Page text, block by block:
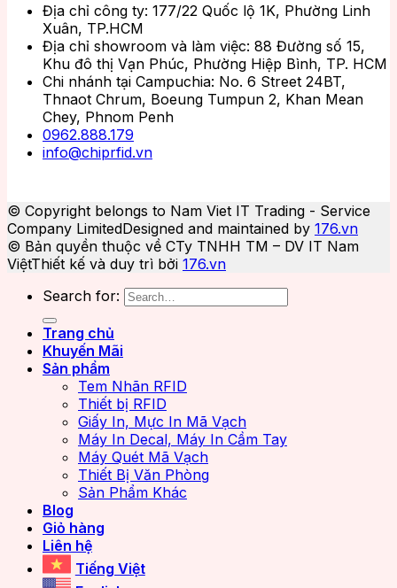
Địa chỉ công ty: 177/22 Quốc lộ 1K, Phường Linh
Xuân, TP.HCM
Địa chỉ showroom và làm việc: 88 Đường số 15,
Khu đô thị Vạn Phúc, Phường Hiệp Bình, TP. HCM
Chi nhánh tại Campuchia: No. 6 Street 24BT,
Thnaot Chrum, Boeung Tumpun 2, Khan Mean
Chey, Phnom Penh
0962.888.179
info@chiprfid.vn
© Copyright belongs to Nam Viet IT Trading - Service
Company LimitedDesigned and maintained by 176.vn
© Bản quyền thuộc về CTy TNHH TM – DV IT Nam
ViệtThiết kế và duy trì bởi 176.vn
Search for:
Trang chủ
Khuyến Mãi
Sản phẩm
Tem Nhãn RFID
Thiết bị RFID
Giấy In, Mực In Mã Vạch
Máy In Decal, Máy In Cầm Tay
Máy Quét Mã Vạch
Thiết Bị Văn Phòng
Sản Phẩm Khác
Blog
Giỏ hàng
Liên hệ
Tiếng Việt